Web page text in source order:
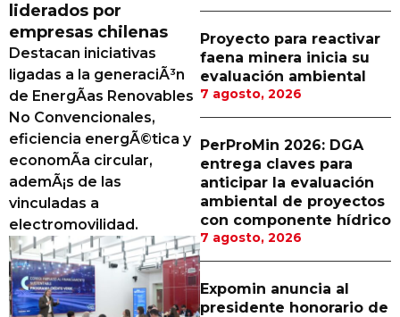
Canal Digital
Columnas de Opinión
Designaciones
Calendario de Eventos
Revistas Digital
Siguenos
liderados por
empresas chilenas
Destacan iniciativas
ligadas a la generaciÃ³n
de EnergÃ­as Renovables
No Convencionales,
eficiencia energÃ©tica y
economÃ­a circular,
ademÃ¡s de las
vinculadas a
electromovilidad.
Proyecto para reactivar
faena minera inicia su
evaluación ambiental
7 agosto, 2026
PerProMin 2026: DGA
entrega claves para
anticipar la evaluación
ambiental de proyectos
con componente hídrico
7 agosto, 2026
Expomin anuncia al
presidente honorario de